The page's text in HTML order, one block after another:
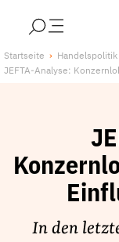
Über uns
Jobs
Publikationen und
Unsere
Startseite
Handelspolitik
JEFTA-Analyse:
In den